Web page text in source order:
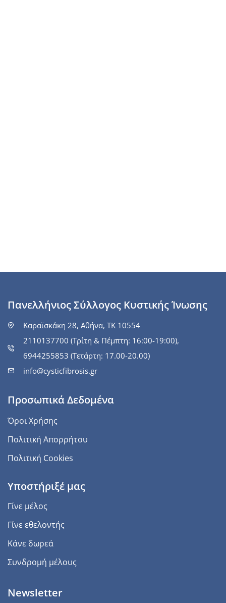
Πανελλήνιος Σύλλογος Κυστικής Ίνωσης
Καραϊσκάκη 28, Αθήνα, ΤΚ 10554
2110137700 (Τρίτη & Πέμπτη: 16:00-19:00),
6944255853 (Τετάρτη: 17.00-20.00)
info@cysticfibrosis.gr
Προσωπικά Δεδομένα
Όροι Χρήσης
Πολιτική Απορρήτου
Πολιτική Cookies
Υποστήριξέ μας
Γίνε μέλος
Γίνε εθελοντής
Κάνε δωρεά
Συνδρομή μέλους
Newsletter